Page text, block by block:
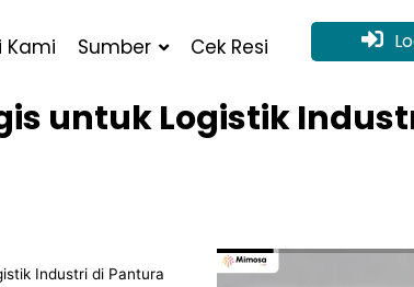
Kami Sumber Cek Resi
untuk Logistik
Industri di Pantura